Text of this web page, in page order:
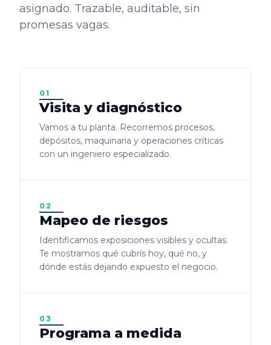
asignado. Trazable, auditable, sin
promesas vagas.
01
Visita y diagnóstico
Vamos a tu planta. Recorremos procesos,
depósitos, maquinaria y operaciones críticas
con un ingeniero especializado.
02
Mapeo de riesgos
Identificamos exposiciones visibles y ocultas.
Te mostramos qué cubrís hoy, qué no, y
dónde estás dejando expuesto el negocio.
03
Programa a medida